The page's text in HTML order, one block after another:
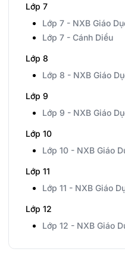
Lớp 7
Lớp 7 - NXB Giáo
Lớp 7 - Cánh Diều
Lớp 8
Lớp 8 - NXB Giáo
Lớp 9
Lớp 9 - NXB Giáo
Lớp 10
Lớp 10 - NXB Giáo
Lớp 11
Lớp 11 - NXB Giáo
Lớp 12
Lớp 12 - NXB Giáo